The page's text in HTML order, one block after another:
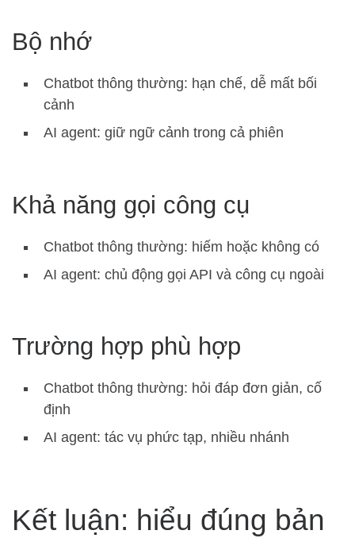
Bộ nhớ
Chatbot thông thường: hạn chế, dễ mất bối
cảnh
AI agent: giữ ngữ cảnh trong cả phiên
Khả năng gọi công cụ
Chatbot thông thường: hiếm hoặc không có
AI agent: chủ động gọi API và công cụ ngoài
Trường hợp phù hợp
Chatbot thông thường: hỏi đáp đơn giản, cố
định
AI agent: tác vụ phức tạp, nhiều nhánh
Kết luận: hiểu đúng bản